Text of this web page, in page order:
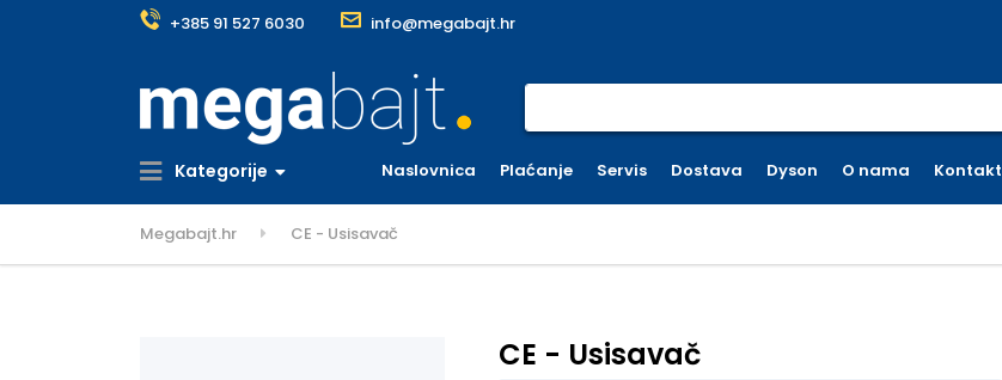
+385 91 527 6030 info@megabajt.hr
Kategorije Naslovnica Plaćanje Servis Dostava Dyson O nama Kontakt
Megabajt.hr CE - Usisavač
CE - Usisavač